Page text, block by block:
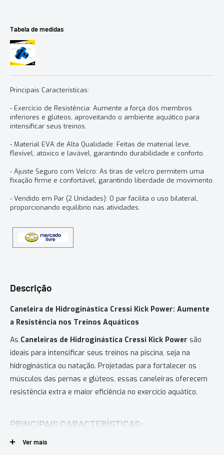
Tabela de medidas
Principais Características:
- Exercício de Resistência: Aumente a força dos membros
inferiores e glúteos, aproveitando o ambiente aquático para
intensificar seus treinos.
- Material EVA de Alta Qualidade: Feitas de material leve,
flexível, atóxico e lavável, garantindo durabilidade e conforto.
- Ajuste Seguro com Velcro: As tiras de velcro permitem uma
fixação firme e confortável, garantindo liberdade de movimento.
- Vendido em Par (2 Unidades): O par facilita o uso bilateral,
proporcionando equilíbrio nas atividades.
Descrição
Caneleira de Hidroginástica Cressi Kick Power: Aumente
a Resistência nos Treinos Aquáticos
As Caneleiras de Hidroginástica Cressi Kick Power são
ideais para intensificar seus treinos na piscina, seja na
hidroginástica ou natação. Projetadas para fortalecer os
músculos das pernas e glúteos, essas caneleiras oferecem
resistência extra e maior eficiência no exercício aquático.
PRINCIPAIS CARACTERÍSTICAS:
Exercício de Resistência:
Ver mais